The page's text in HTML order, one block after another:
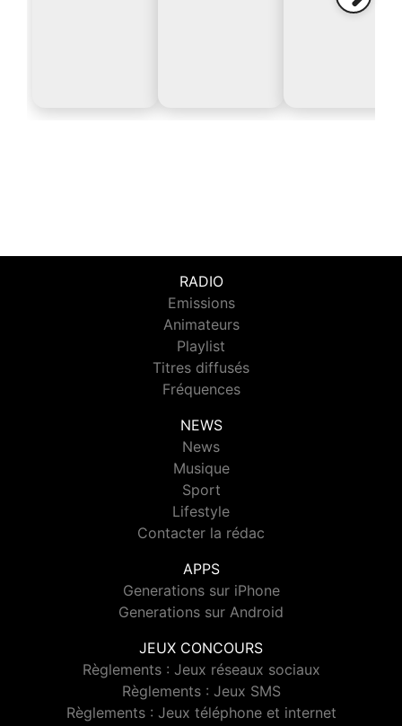
RADIO
Emissions
Animateurs
Playlist
Titres diffusés
Fréquences
NEWS
News
Musique
Sport
Lifestyle
Contacter la rédac
APPS
Generations sur iPhone
Generations sur Android
JEUX CONCOURS
Règlements : Jeux réseaux sociaux
Règlements : Jeux SMS
Règlements : Jeux téléphone et internet